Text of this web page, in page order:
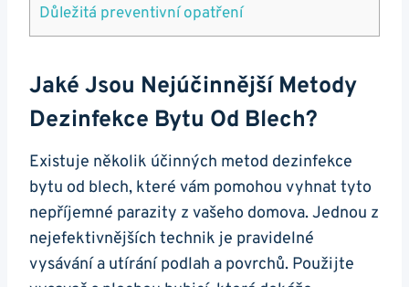
Důležitá preventivní opatření
Jaké Jsou Nejúčinnější Metody
Dezinfekce Bytu Od Blech?
Existuje několik účinných metod dezinfekce
bytu od blech, které vám pomohou vyhnat tyto
nepříjemné parazity z vašeho domova. Jednou z
nejefektivnějších technik je pravidelné
vysávání a utírání podlah a povrchů. Použijte